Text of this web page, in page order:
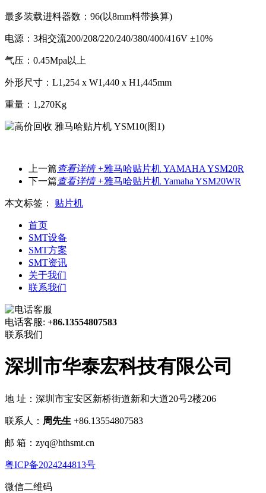
最多装载进料器数：96(以8mm料带换算)
电源：3相交流200/208/220/240/380/400/416V ±10%
气压：0.45Mpa以上
外形尺寸：L1,254 x W1,440 x H1,445mm
重量：1,270Kg
上一篇查看详情 +雅马哈贴片机 YAMAHA YSM20R
下一篇查看详情 +雅马哈贴片机 Yamaha YSM20WR
本文标签： 贴片机
首页
SMT设备
SMT方案
SMT资讯
关于我们
联系我们
电话客服: +86.13554807583
联系我们
深圳市华泰宏科技有限公司
地 址：深圳市宝安区新桥街道新和大道20号2楼206
联系人： 周先生 +86.13554807583
邮 箱：zyq@hthsmt.cn
粤ICP备2024244813号
微信二维码